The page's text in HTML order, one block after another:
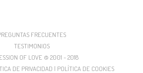
FRECUENTES
TESTIMONIOS
OF LOVE © 2001 - 2018
DE PRIVACIDAD | POLÍTICA DE COOKIES